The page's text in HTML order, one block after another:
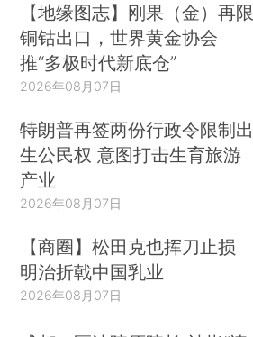
【地缘图志】刚果（金）再限
铜钴出口，世界黄金协会
推“多极时代新底仓”
2026年08月07日
特朗普再签两份行政令限制出
生公民权 意图打击生育旅游
产业
2026年08月07日
【商圈】松田克也挥刀止损
明治折戟中国乳业
2026年08月07日